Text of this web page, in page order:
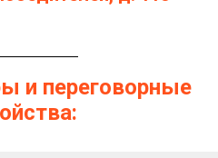
и переговорные